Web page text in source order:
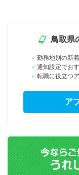
鳥取県
勤務地別の新
通知設定でお
転職に役立つ
ア